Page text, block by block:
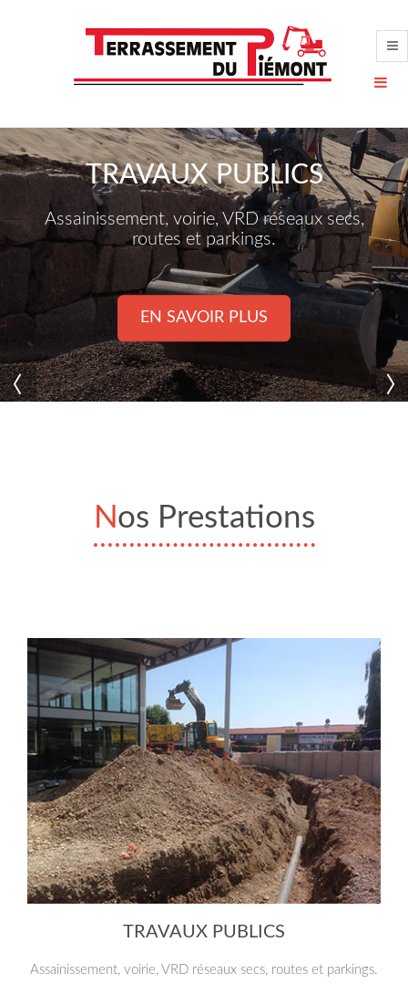
TRAVAUX PUBLICS
Assainissement, voirie, VRD réseaux secs,
routes et parkings.
EN SAVOIR PLUS
Nos Prestations
TRAVAUX PUBLICS
Assainissement, voirie, VRD réseaux secs, routes et parkings.